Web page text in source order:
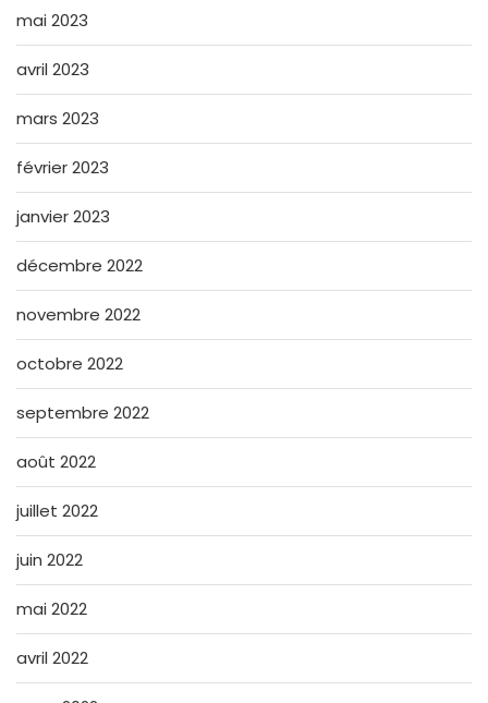
mai 2023
avril 2023
mars 2023
février 2023
janvier 2023
décembre 2022
novembre 2022
octobre 2022
septembre 2022
août 2022
juillet 2022
juin 2022
mai 2022
avril 2022